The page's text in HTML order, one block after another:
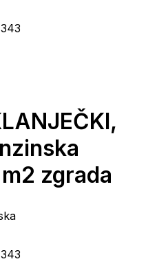
zgrada